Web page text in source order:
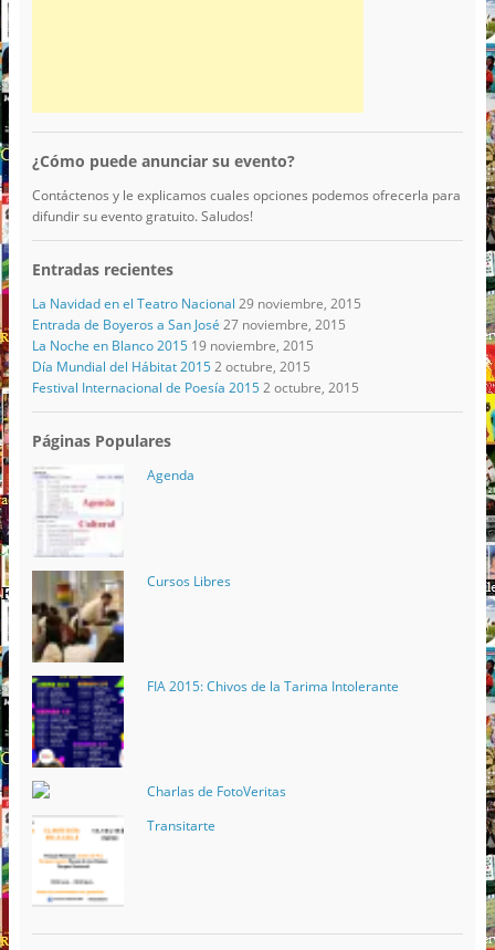
¿Cómo puede anunciar su evento?
Contáctenos y le explicamos cuales opciones podemos ofrecerla para
difundir su evento gratuito. Saludos!
Entradas recientes
La Navidad en el Teatro Nacional 29 noviembre, 2015
Entrada de Boyeros a San José 27 noviembre, 2015
La Noche en Blanco 2015 19 noviembre, 2015
Día Mundial del Hábitat 2015 2 octubre, 2015
Festival Internacional de Poesía 2015 2 octubre, 2015
Páginas Populares
Agenda
Cursos Libres
FIA 2015: Chivos de la Tarima Intolerante
Charlas de FotoVeritas
Transitarte